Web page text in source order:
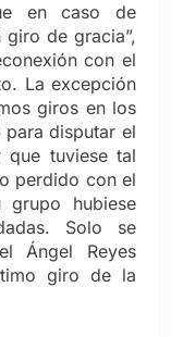
en caso de
de gracia”,
con el
La excepción
giros en los
disputar el
tuviese tal
perdido con el
hubiese
Solo se
Ángel Reyes
giro de la